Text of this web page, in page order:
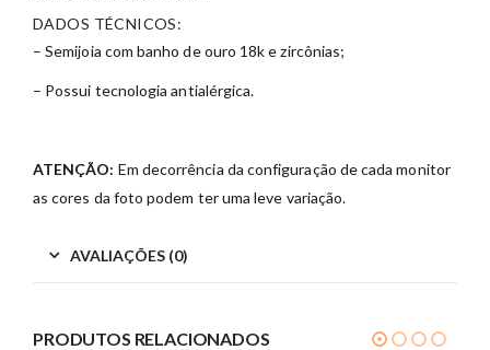
DADOS TÉCNICOS:
– Semijoia com banho de ouro 18k e zircônias;
– Possui tecnologia antialérgica.
ATENÇÃO: Em decorrência da configuração de cada monitor
as cores da foto podem ter uma leve variação.
AVALIAÇÕES (0)
PRODUTOS RELACIONADOS